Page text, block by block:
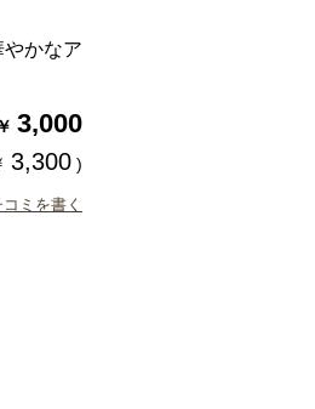
かなア
3,000
3,300 )
ミを書く